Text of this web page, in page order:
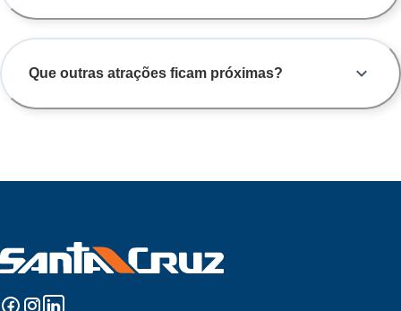
Que outras atrações ficam próximas?